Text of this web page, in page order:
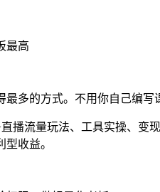
最高
最多的方式。不用你自己编
播流量玩法、工具实操、变
收益。